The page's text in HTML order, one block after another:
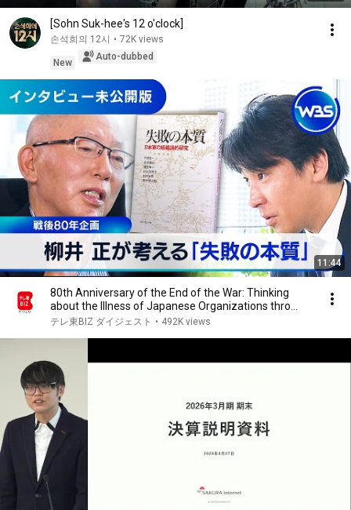
[Sohn Suk-hee's 12 o'clock]
손석희의 12시 • 72K views
New
Auto-dubbed
11:44
80th Anniversary of the End of the War: Thinking
about the Illness of Japanese Organizations thro...
テレ東BIZ ダイジェスト • 492K views